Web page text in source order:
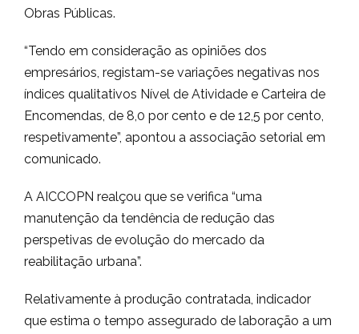
Obras Públicas.
“Tendo em consideração as opiniões dos
empresários, registam-se variações negativas nos
índices qualitativos Nível de Atividade e Carteira de
Encomendas, de 8,0 por cento e de 12,5 por cento,
respetivamente”, apontou a associação setorial em
comunicado.
A AICCOPN realçou que se verifica “uma
manutenção da tendência de redução das
perspetivas de evolução do mercado da
reabilitação urbana”.
Relativamente à produção contratada, indicador
que estima o tempo assegurado de laboração a um